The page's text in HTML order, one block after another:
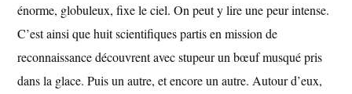
énorme, globuleux, fixe le ciel. On peut y lire une peur intense.
C’est ainsi que huit scientifiques partis en mission de
reconnaissance découvrent avec stupeur un bœuf musqué pris
dans la glace. Puis un autre, et encore un autre. Autour d’eux,